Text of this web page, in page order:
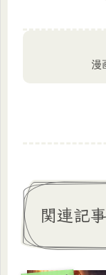
漫
関連記事